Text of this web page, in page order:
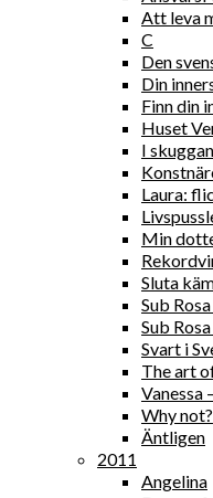
Att leva
C
Den
Din
Finn din
Huset
I
Laura:
Min
Sluta
Sub
Sub
Svart i
The art
Vanessa
Why not?
Äntligen
2011
Angelina